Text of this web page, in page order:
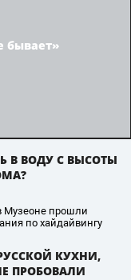
бывает»
В ВОДУ С ВЫСОТЫ
Музеоне прошли
по хайдайвингу
КУХНИ,
ПРОБОВАЛИ